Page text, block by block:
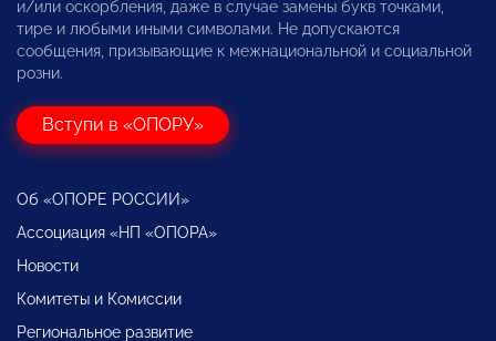
и/или оскорбления, даже в случае замены букв точками,
тире и любыми иными символами. Не допускаются
сообщения, призывающие к межнациональной и социальной
розни.
Вступи в «ОПОРУ»
Об «ОПОРЕ РОССИИ»
Ассоциация «НП «ОПОРА»
Новости
Комитеты и Комиссии
Региональное развитие